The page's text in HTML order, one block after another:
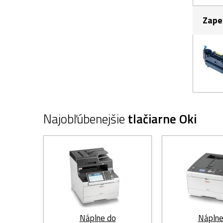
Najobľúbenejšie tlačiarne Oki
Náplne do